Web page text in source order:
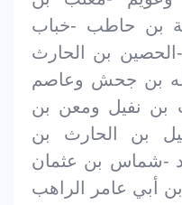
بن حاطب -خباب
بن الحارث
بن جحش وعاصم
بن نفيل ومعن بن
بن الحارث بن
-شماس بن عثمان